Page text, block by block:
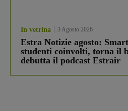
In vetrina 3 Agosto 2026
Estra Notizie agosto:
studenti coinvolti, torna il
debutta il podcast Estrair